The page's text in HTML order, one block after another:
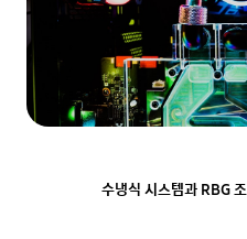
수냉식 시스템과 RBG